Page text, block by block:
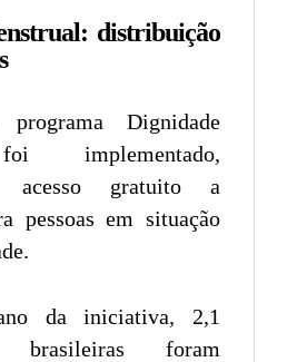
distribuição
Dignidade
implementado,
acesso gratuito a
pessoas em situação
da iniciativa, 2,1
foram